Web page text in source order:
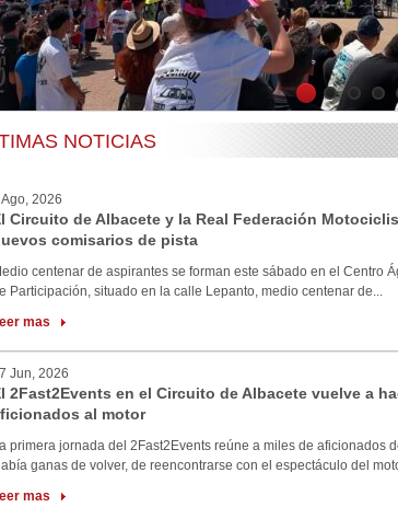
1 2 3 4
NOTICIAS
2026
Circuito de Albacete y la Real Federación
comisarios de pista
centenar de aspirantes se forman este sábado en el Centro
Participación, situado en la calle Lepanto, medio centenar de...
mas
Jun, 2026
2Fast2Events en el Circuito de Albacete vuelve a
al motor
primera jornada del 2Fast2Events reúne a miles de aficionados
ganas de volver, de reencontrarse con el espectáculo del
mas